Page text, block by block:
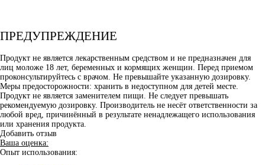
ПРЕДУПРЕЖДЕНИЕ
Продукт не является лекарственным средством и не предназначен для
лиц моложе 18 лет, беременных и кормящих женщин. Перед приемом
проконсультируйтесь с врачом. Не превышайте указанную дозировку.
Меры предосторожности: хранить в недоступном для детей месте.
Продукт не является заменителем пищи. Не следует превышать
рекомендуемую дозировку. Производитель не несёт ответственности за
любой вред, причинённый в результате ненадлежащего использования
или хранения продукта.
Добавить отзыв
Ваша оценка:
Опыт использования: